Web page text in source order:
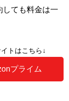
しても料金は一
トはこちら↓
プライム